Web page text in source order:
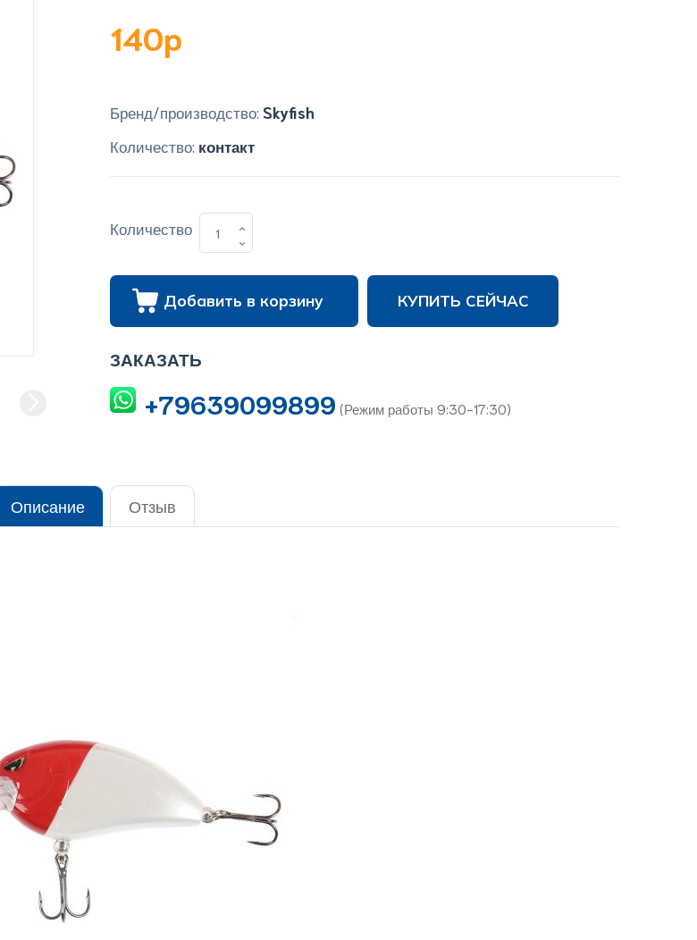
140p
Бренд/производство: Skyfish
Количество: контакт
Количество
Добавить в корзину КУПИТЬ СЕЙЧАС
ЗАКАЗАТЬ
+79639099899 (Режим работы 9:30-17:30)
Описание Отзыв